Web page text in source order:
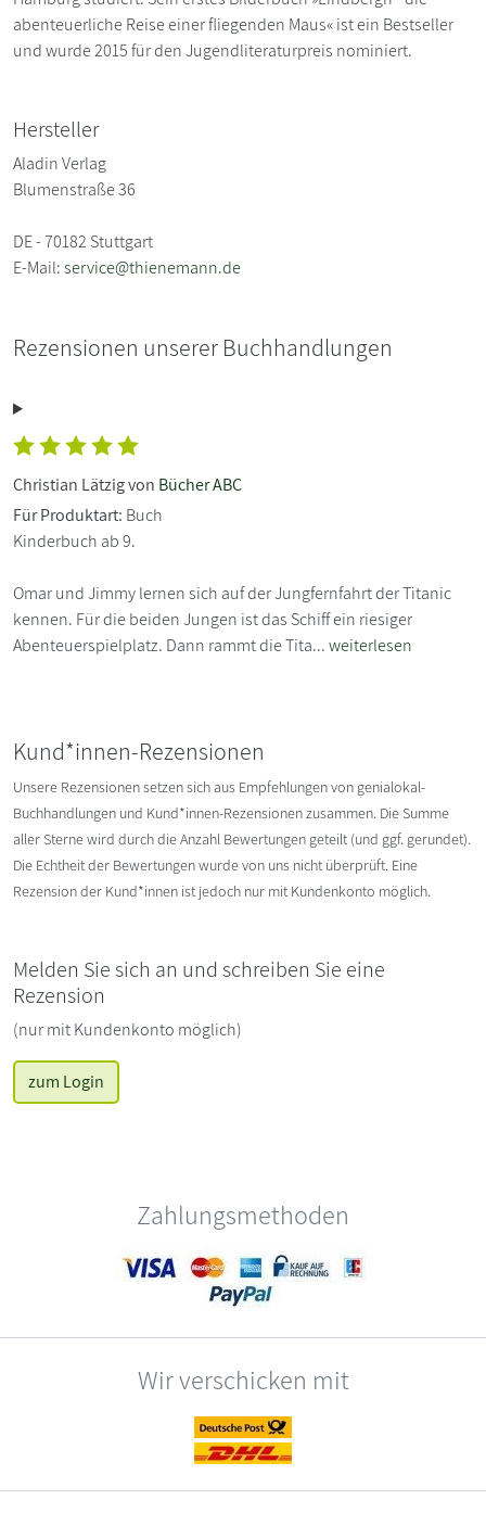
abenteuerliche Reise einer fliegenden Maus« ist ein Bestseller
und wurde 2015 für den Jugendliteraturpreis nominiert.
Hersteller
Aladin Verlag
Blumenstraße 36
DE - 70182 Stuttgart
E-Mail:service@thienemann.de
Rezensionen unserer Buchhandlungen
Christian Lätzig von Bücher ABC
Für Produktart: Buch
Kinderbuch ab 9.
Omar und Jimmy lernen sich auf der Jungfernfahrt der Titanic
kennen. Für die beiden Jungen ist das Schiff ein riesiger
Abenteuerspielplatz. Dann rammt die Tita...weiterlesen
Kund*innen-Rezensionen
Unsere Rezensionen setzen sich aus Empfehlungen von genialokal-
Buchhandlungen und Kund*innen-Rezensionen zusammen. Die Summe
aller Sterne wird durch die Anzahl Bewertungen geteilt (und ggf. gerundet).
Die Echtheit der Bewertungen wurde von uns nicht überprüft. Eine
Rezension der Kund*innen ist jedoch nur mit Kundenkonto möglich.
Melden Sie sich an und schreiben Sie eine
Rezension
(nur mit Kundenkonto möglich)
zum Login
Zahlungsmethoden
Wir verschicken mit